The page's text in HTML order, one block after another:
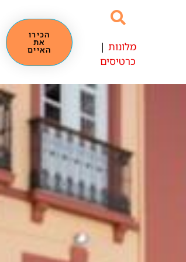
מלונות |
כרטיסים
הכירו
את
האיים